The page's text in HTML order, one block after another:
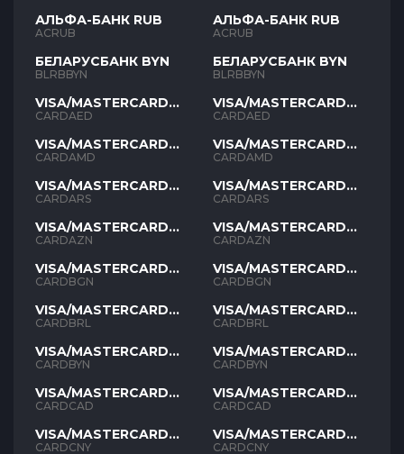
АЛЬФА-БАНК RUB
ACRUB
БЕЛАРУСБАНК BYN
BLRBBYN
VISA/MASTERCARD
AED
CARDAED
VISA/MASTERCARD
AMD
CARDAMD
VISA/MASTERCARD
ARS
CARDARS
VISA/MASTERCARD
AZN
CARDAZN
VISA/MASTERCARD
BGN
CARDBGN
VISA/MASTERCARD
BRL
CARDBRL
VISA/MASTERCARD
BYN
CARDBYN
VISA/MASTERCARD
CAD
CARDCAD
VISA/MASTERCARD
CNY
CARDCNY
АЛЬФА-БАНК RUB
ACRUB
БЕЛАРУСБАНК BYN
BLRBBYN
VISA/MASTERCARD
AED
CARDAED
VISA/MASTERCARD
AMD
CARDAMD
VISA/MASTERCARD
ARS
CARDARS
VISA/MASTERCARD
AZN
CARDAZN
VISA/MASTERCARD
BGN
CARDBGN
VISA/MASTERCARD
BRL
CARDBRL
VISA/MASTERCARD
BYN
CARDBYN
VISA/MASTERCARD
CAD
CARDCAD
VISA/MASTERCARD
CNY
CARDCNY